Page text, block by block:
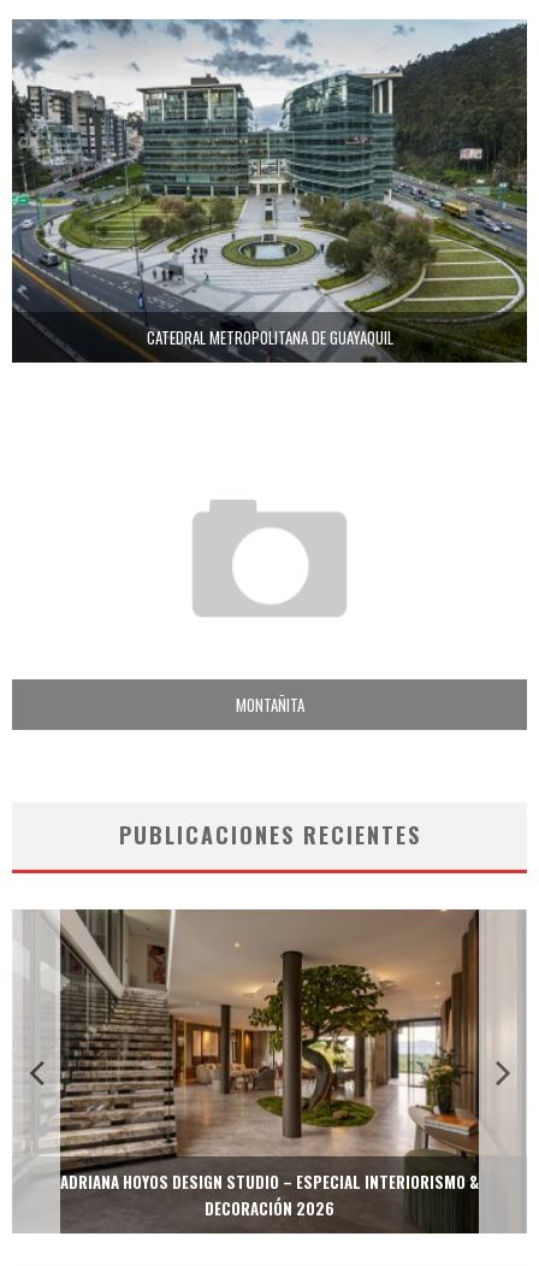
CATEDRAL METROPOLITANA DE GUAYAQUIL
MONTAÑITA
PUBLICACIONES RECIENTES
MULTIOFICINAS / AMOBLARE / TREZE – ESPECIAL INTERIORISMO &
DECORACIÓN 2026